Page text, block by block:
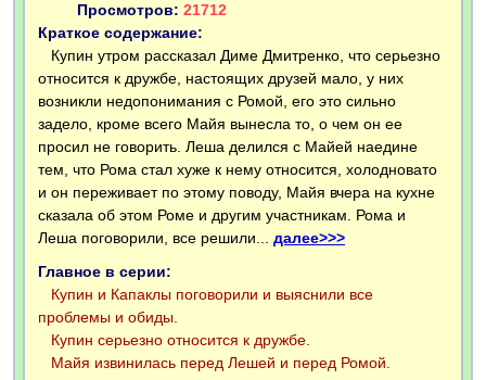
Просмотров: 21712
Краткое содержание:
Купин утром рассказал Диме Дмитренко, что серьезно
относится к дружбе, настоящих друзей мало, у них
возникли недопонимания с Ромой, его это сильно
задело, кроме всего Майя вынесла то, о чем он ее
просил не говорить. Леша делился с Майей наедине
тем, что Рома стал хуже к нему относится, холодновато
и он переживает по этому поводу, Майя вчера на кухне
сказала об этом Роме и другим участникам. Рома и
Леша поговорили, все решили... далее>>>
Главное в серии:
Купин и Капаклы поговорили и выяснили все
проблемы и обиды.
Купин серьезно относится к дружбе.
Майя извинилась перед Лешей и перед Ромой.